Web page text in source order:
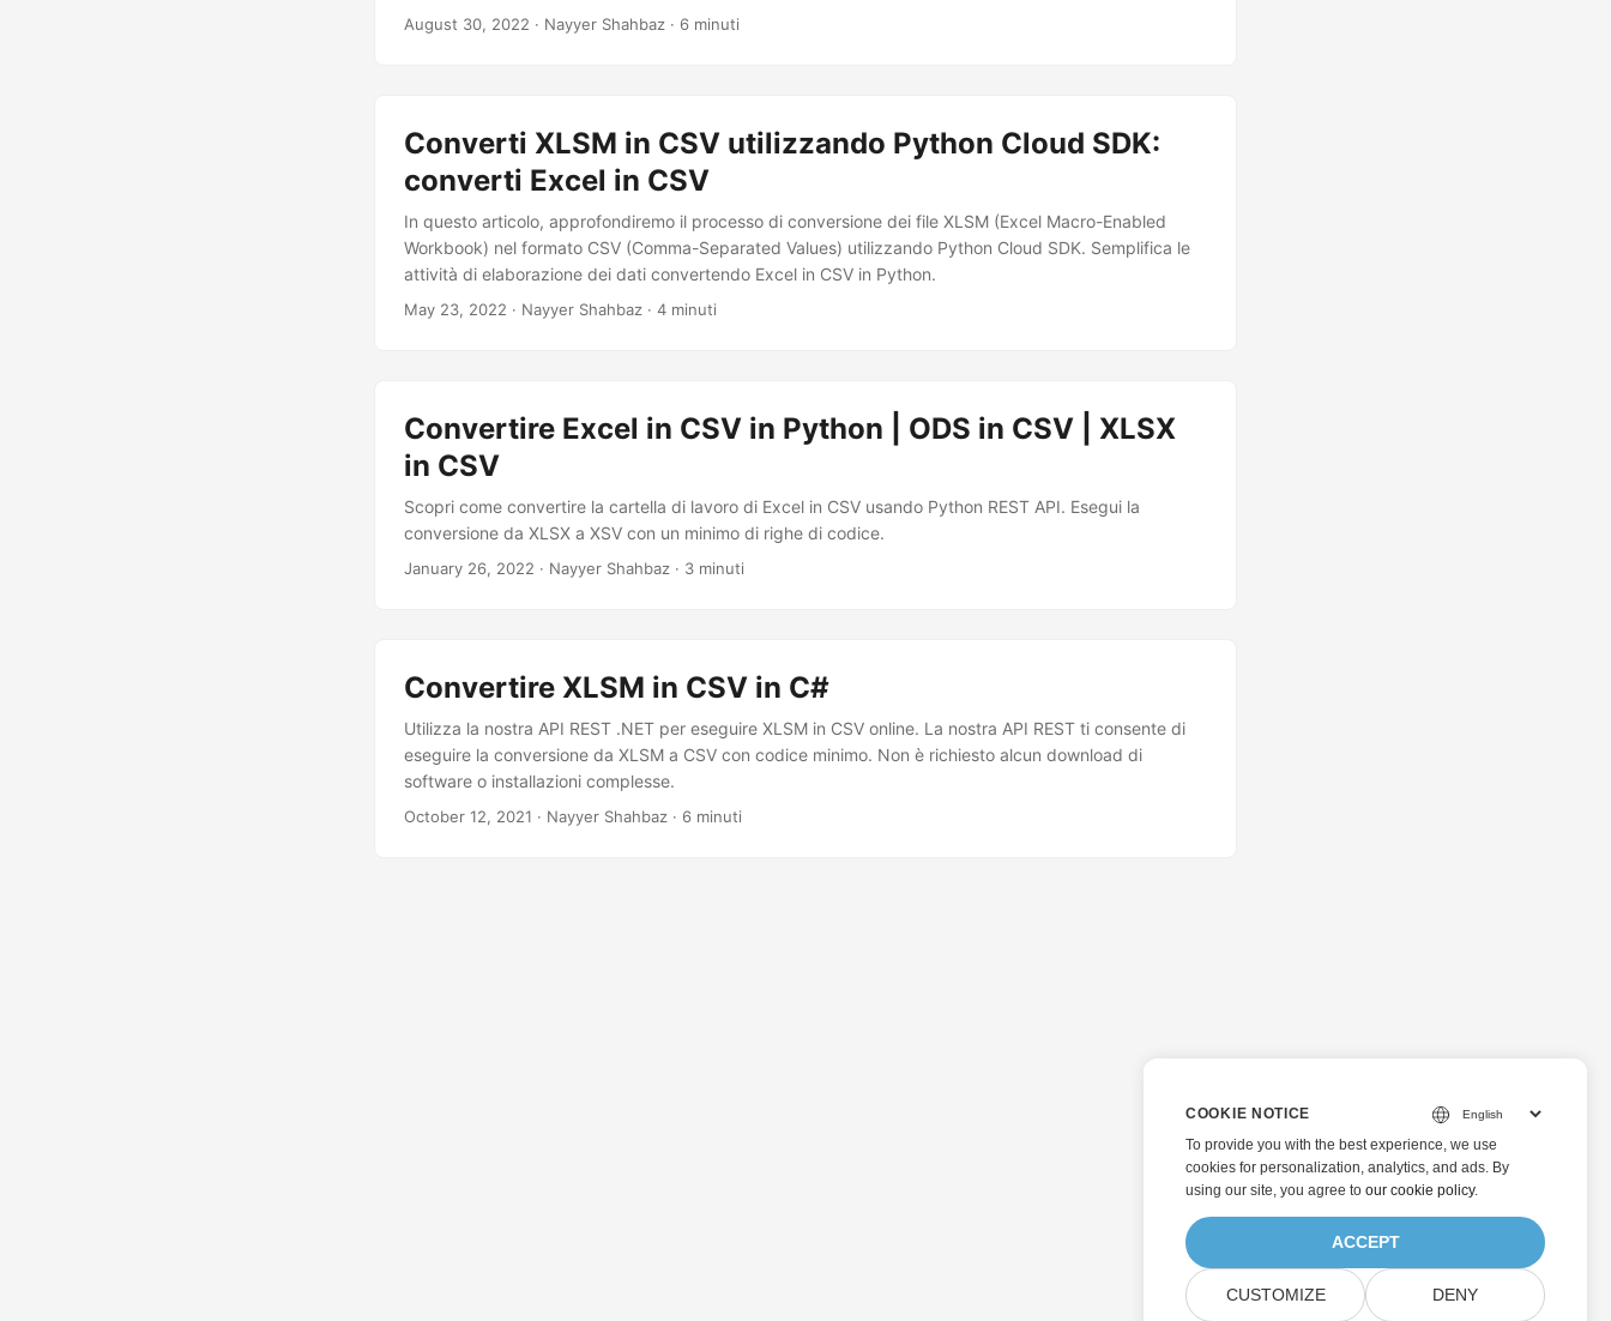
sistema diverso, questa guida ti fornirà i passaggi necessari per eseguire la conversione da Excel a
August 30, 2022 · Nayyer Shahbaz · 6 minuti
Converti XLSM in CSV utilizzando Python Cloud SDK:
converti Excel in CSV
In questo articolo, approfondiremo il processo di conversione dei file XLSM (Excel Macro-Enabled
Workbook) nel formato CSV (Comma-Separated Values) utilizzando Python Cloud SDK. Semplifica le
attività di elaborazione dei dati convertendo Excel in CSV in Python.
May 23, 2022 · Nayyer Shahbaz · 4 minuti
Convertire Excel in CSV in Python | ODS in CSV | XLSX
in CSV
Scopri come convertire la cartella di lavoro di Excel in CSV usando Python REST API. Esegui la
conversione da XLSX a XSV con un minimo di righe di codice.
January 26, 2022 · Nayyer Shahbaz · 3 minuti
Convertire XLSM in CSV in C#
Utilizza la nostra API REST .NET per eseguire XLSM in CSV online. La nostra API REST ti consente di
eseguire la conversione da XLSM a CSV con codice minimo. Non è richiesto alcun download di
software o installazioni complesse.
October 12, 2021 · Nayyer Shahbaz · 6 minuti
COOKIE NOTICE
To provide you with the best experience, we use
cookies for personalization, analytics, and ads. By
using our site, you agree to our cookie policy.
ACCEPT
CUSTOMIZE DENY